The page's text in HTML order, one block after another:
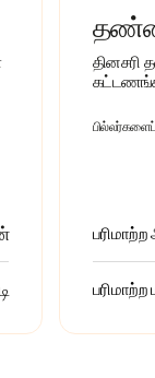
பரிமாற்ற